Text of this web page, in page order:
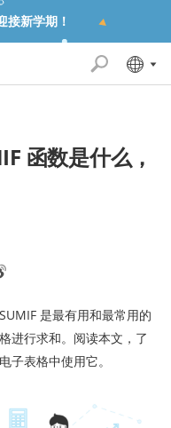
接新学期！
函数是什么，
是最有用和最常用的
进行求和。阅读本文，了
子表格中使用它。